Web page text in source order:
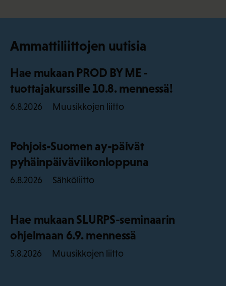
Ammattiliittojen uutisia
Hae mukaan PROD BY ME -
tuottajakurssille 10.8. mennessä!
6.8.2026 Muusikkojen liitto
Pohjois-Suomen ay-päivät
pyhäinpäiväviikonloppuna
6.8.2026 Sähköliitto
Hae mukaan SLURPS-seminaarin
ohjelmaan 6.9. mennessä
5.8.2026 Muusikkojen liitto